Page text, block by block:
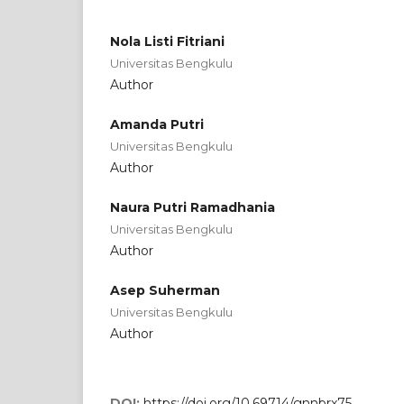
Nola Listi Fitriani
Universitas Bengkulu
Author
Amanda Putri
Universitas Bengkulu
Author
Naura Putri Ramadhania
Universitas Bengkulu
Author
Asep Suherman
Universitas Bengkulu
Author